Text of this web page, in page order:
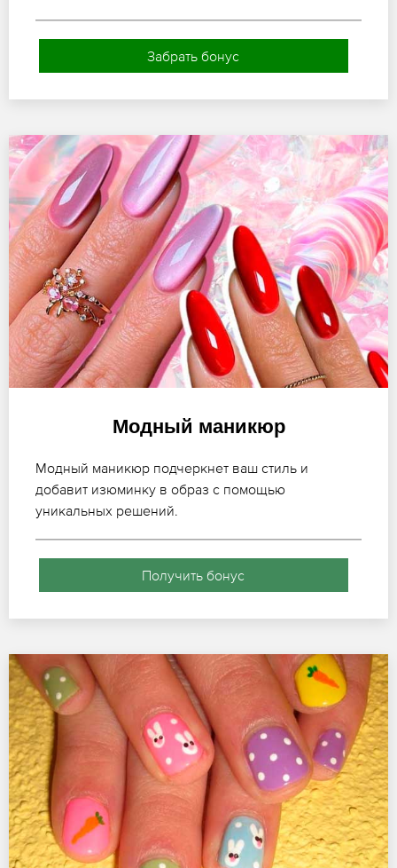
Забрать бонус
Модный маникюр
Модный маникюр подчеркнет ваш стиль и
добавит изюминку в образ с помощью
уникальных решений.
Получить бонус